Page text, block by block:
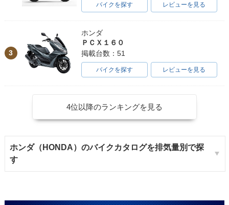
バイクを探す レビューを見る
3
ホンダ
ＰＣＸ１６０
掲載台数：51
バイクを探す レビューを見る
4位以降のランキングを見る
ホンダ（HONDA）のバイクカタログを排気量別で探
す